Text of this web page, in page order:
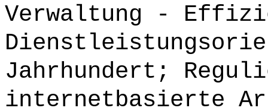
Verwaltung -
Jahrhundert;
internetbasierte